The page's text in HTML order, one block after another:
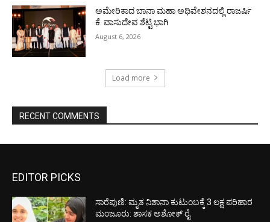
ಅಮೇರಿಕಾದ ಬಾನಾ ಮಹಾ ಅಧಿವೇಶನದಲ್ಲಿ ರಾಜರ್ಷಿ
ಕೆ. ವಾಸುದೇವ ಶೆಟ್ಟಿ ಭಾಗಿ
August 6, 2026
Load more
RECENT COMMENTS
EDITOR PICKS
ಸಾರೆಪುಣಿ: ಮೃತ ನಿಶಾನಾ ಕುಟುಂಬಕ್ಕೆ 3 ಲಕ್ಷ ಪರಿಹಾರ
ಮಂಜೂರು: ಶಾಸಕ ಅಶೋಕ್ ರೈ